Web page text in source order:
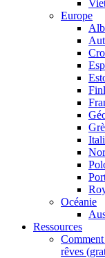
Europe
Océanie
Ressources
rêves